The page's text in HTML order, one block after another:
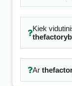
Kiek
Ar